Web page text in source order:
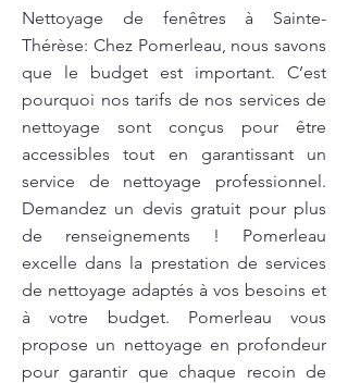
Nettoyage de fenêtres à Sainte-
Thérèse: Chez Pomerleau, nous savons
que le budget est important. C’est
pourquoi nos tarifs de nos services de
nettoyage sont conçus pour être
accessibles tout en garantissant un
service de nettoyage professionnel.
Demandez un devis gratuit pour plus
de renseignements ! Pomerleau
excelle dans la prestation de services
de nettoyage adaptés à vos besoins et
à votre budget. Pomerleau vous
propose un nettoyage en profondeur
pour garantir que chaque recoin de